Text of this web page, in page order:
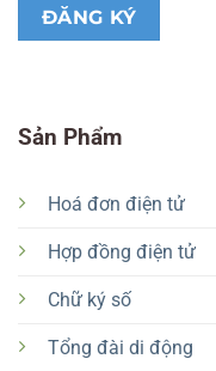
Sản Phẩm
Hoá đơn điện tử
Hợp đồng điện tử
Chữ ký số
Tổng đài di động